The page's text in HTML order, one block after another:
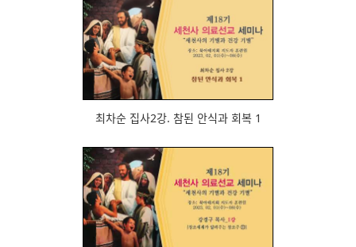
596
최차순 집사2강. 참된 안식과 회복 1
672